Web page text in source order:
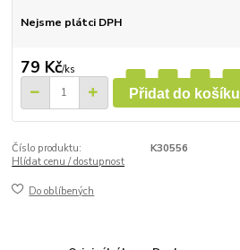
Nejsme plátci DPH
79 Kč/ks
Přidat do košíku
Číslo produktu:
K30556
Hlídat cenu / dostupnost
Do oblíbených